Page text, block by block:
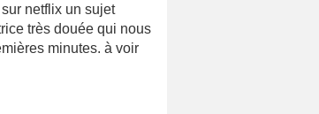
netflix un sujet
très douée qui nous
minutes. à voir